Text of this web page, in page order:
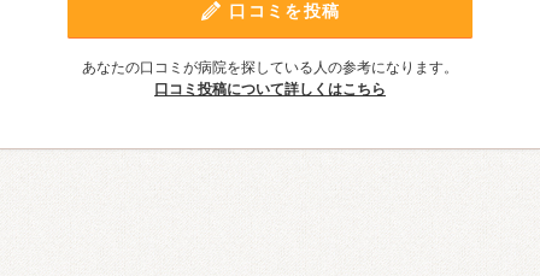
口コミを投稿
あなたの口コミが病院を探している人の参考になります。
口コミ投稿について詳しくはこちら